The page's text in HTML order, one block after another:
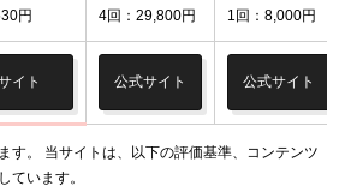
円
4回：29,800円
1回：8,000円
イト 公式サイト 公式サイト
す。 当サイトは、以下の評価基準、コンテンツ
ています。